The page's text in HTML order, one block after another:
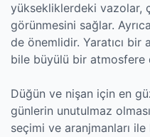
yüksekliklerdeki vazolar,
görünmesini sağlar.
de önemlidir. Yaratıcı bir
bile büyülü bir atmosfere
Düğün ve nişan için en
günlerin unutulmaz
seçimi ve aranjmanları